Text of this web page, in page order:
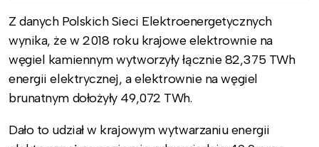
Z danych Polskich Sieci Elektroenergetycznych
wynika, że w 2018 roku krajowe elektrownie na
węgiel kamiennym wytworzyły łącznie 82,375 TWh
energii elektrycznej, a elektrownie na węgiel
brunatnym dołożyły 49,072 TWh.
Dało to udział w krajowym wytwarzaniu energii